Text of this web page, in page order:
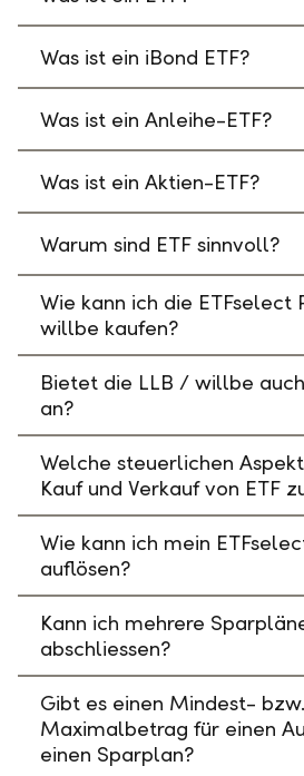
Was ist ein iBond ETF?
Was ist ein Anleihe-ETF?
Was ist ein Aktien-ETF?
Warum sind ETF sinnvoll?
Wie kann ich die ETFselect
willbe kaufen?
Bietet die LLB / willbe
an?
Welche steuerlichen
Kauf und Verkauf von ETF
Wie kann ich mein
auflösen?
Kann ich mehrere
abschliessen?
Gibt es einen Mindest- bzw.
Maximalbetrag für einen
einen Sparplan?